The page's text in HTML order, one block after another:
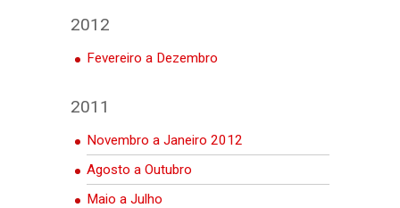
2012
Fevereiro a Dezembro
2011
Novembro a Janeiro 2012
Agosto a Outubro
Maio a Julho